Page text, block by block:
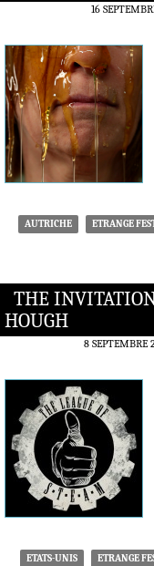
16
AUTRICHE ETRANGE
THE
HOUGH
8 SEPTEMBRE
ETATS-UNIS ETRANGE